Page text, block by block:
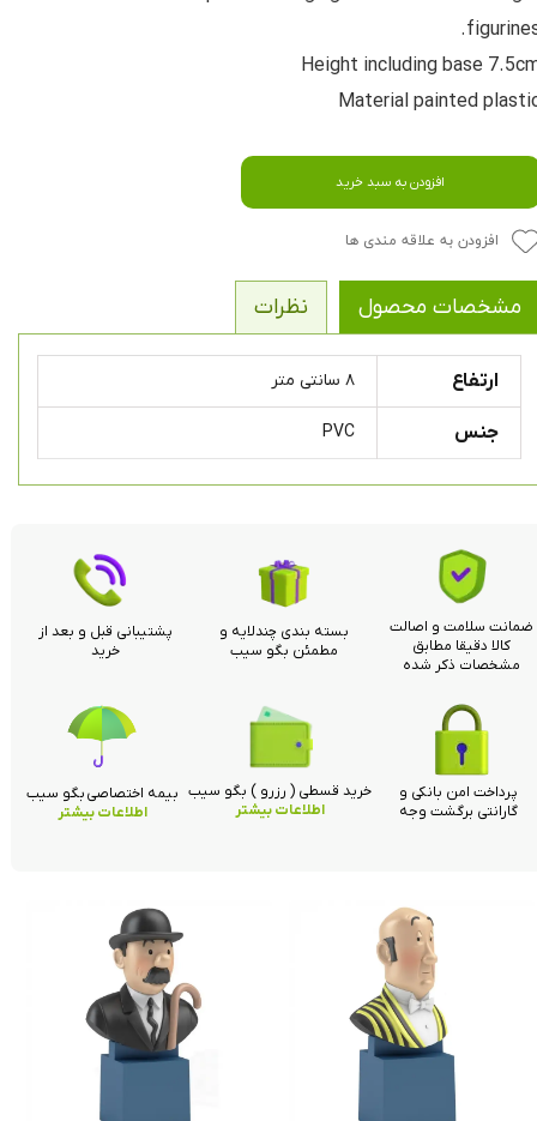
Height including base
Material painted
افزودن به سبد خرید
افزودن به علاقه مندی ها
مشخصات محصول نظرات
ارتفاع ۸ سانتی متر
جنس PVC
ضمانت سلامت و اصالت
کالا دقیقا مطابق
مشخصات ذکر شده
بسته بندی چندلایه و
مطمئن بگو سیب
پشتیبانی قبل و بعد از
خرید
خرید قسطی ( رزرو ) بگو سیب
اطلاعات بیشتر
پرداخت امن بانکی و
گارانتی برگشت وجه
بیمه اختصاصی بگو سیب
اطلاعات بیشتر